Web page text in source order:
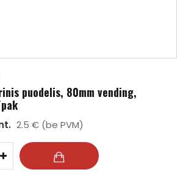
puodelis, 80mm vending,
2.5 € (be PVM)
+